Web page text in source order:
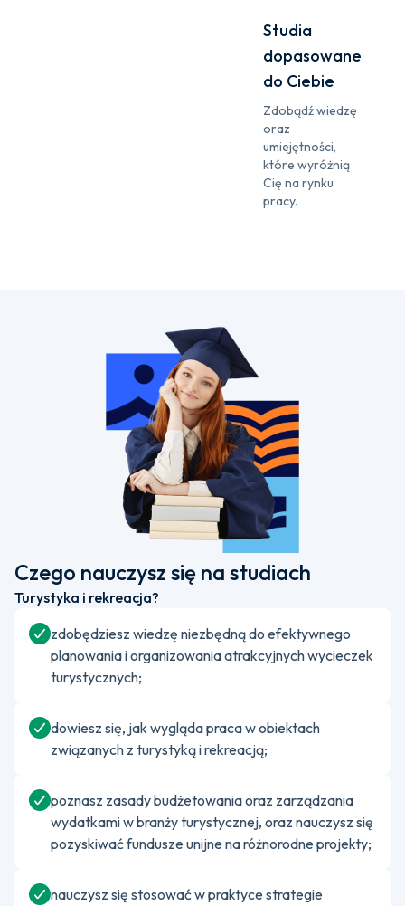
Studia
dopasowane
do Ciebie
Zdobądź wiedzę
oraz
umiejętności,
które wyróżnią
Cię na rynku
pracy.
Czego nauczysz się na studiach
Turystyka i rekreacja?
zdobędziesz wiedzę niezbędną do efektywnego
planowania i organizowania atrakcyjnych wycieczek
turystycznych;
dowiesz się, jak wygląda praca w obiektach
związanych z turystyką i rekreacją;
poznasz zasady budżetowania oraz zarządzania
wydatkami w branży turystycznej, oraz nauczysz się
pozyskiwać fundusze unijne na różnorodne projekty;
nauczysz się stosować w praktyce strategie